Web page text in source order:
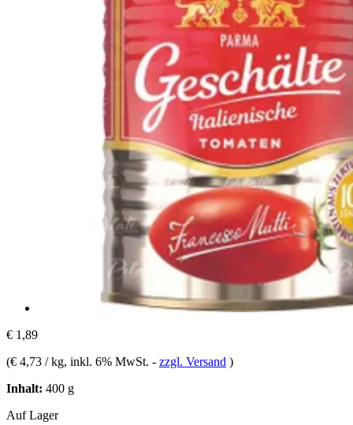
€ 1,89
(€ 4,73 / kg, inkl. 6% MwSt. - zzgl. Versand )
Inhalt: 400 g
Auf Lager